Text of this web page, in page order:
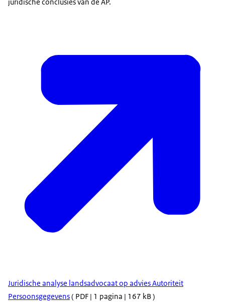
Juridische analyse landsadvocaat op advies Autoriteit
Persoonsgegevens( PDF | 1 pagina | 167 kB )